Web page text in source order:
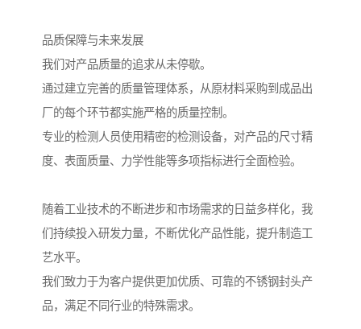
品质保障与未来发展
我们对产品质量的追求从未停歇。
通过建立完善的质量管理体系，从原材料采购到成品出
厂的每个环节都实施严格的质量控制。
专业的检测人员使用精密的检测设备，对产品的尺寸精
度、表面质量、力学性能等多项指标进行全面检验。
随着工业技术的不断进步和市场需求的日益多样化，我
们持续投入研发力量，不断优化产品性能，提升制造工
艺水平。
我们致力于为客户提供更加优质、可靠的不锈钢封头产
品，满足不同行业的特殊需求。